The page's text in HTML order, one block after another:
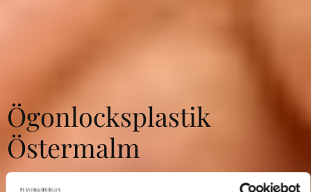
Ögonlocksplastik
Östermalm